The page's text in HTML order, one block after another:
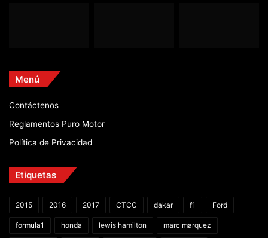
Menú
Contáctenos
Reglamentos Puro Motor
Política de Privacidad
Etiquetas
2015 2016 2017 CTCC dakar f1 Ford
formula1 honda lewis hamilton marc marquez